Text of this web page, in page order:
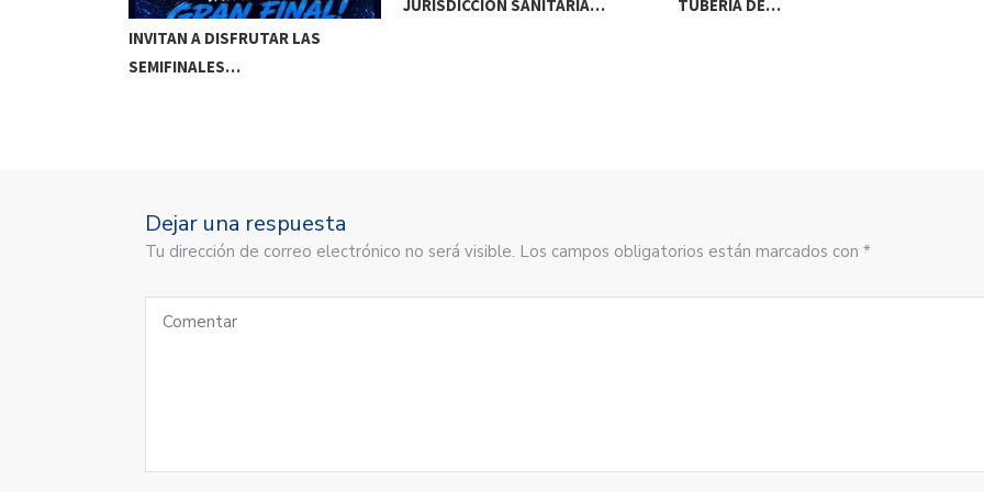
INVITAN A DISFRUTAR LAS
SEMIFINALES…
JURISDICCIÓN SANITARIA…
TUBERÍA DE…
Dejar una respuesta
Tu dirección de correo electrónico no será visible. Los campos obligatorios están marcados con *